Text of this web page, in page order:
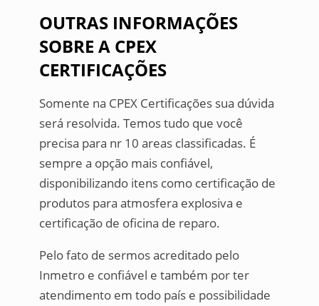
OUTRAS INFORMAÇÕES
SOBRE A CPEX
CERTIFICAÇÕES
Somente na CPEX Certificações sua dúvida
será resolvida. Temos tudo que você
precisa para nr 10 areas classificadas. É
sempre a opção mais confiável,
disponibilizando itens como certificação de
produtos para atmosfera explosiva e
certificação de oficina de reparo.
Pelo fato de sermos acreditado pelo
Inmetro e confiável e também por ter
atendimento em todo país e possibilidade